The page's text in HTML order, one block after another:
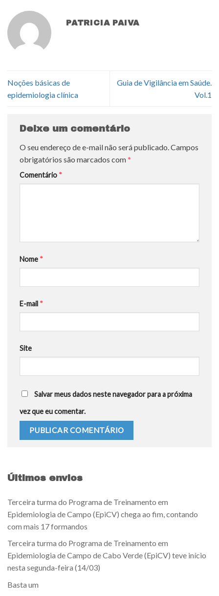
PATRICIA PAIVA
Noções básicas de
epidemiologia clínica
Guia de Vigilância em Saúde.
Vol.1
Deixe um comentário
O seu endereço de e-mail não será publicado. Campos
obrigatórios são marcados com*
Comentário *
Nome *
E-mail *
Site
Salvar meus dados neste navegador para a próxima
vez que eu comentar.
Últimos envios
Terceira turma do Programa de Treinamento em
Epidemiologia de Campo (EpiCV) chega ao fim, contando
com mais 17 formandos
Terceira turma do Programa de Treinamento em
Epidemiologia de Campo de Cabo Verde (EpiCV) teve início
nesta segunda-feira (14/03)
Basta um